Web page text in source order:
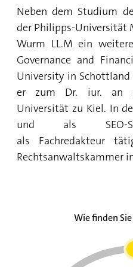
Achtung Unfallgefahr:
Schulklassen - wie
Elternteil und Lehrkraft
Neben dem Studium
der Philipps-Universität
Wurm LL.M ein
Governance and
University in
er zum Dr. iur. an
Universität zu Kiel. In
und als SEO-
als Fachredakteur
Rechtsanwaltskammer
Wie finden